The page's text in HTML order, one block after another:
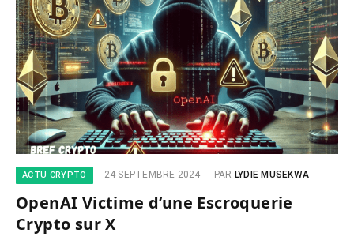
ACTU CRYPTO 24 SEPTEMBRE 2024 PAR LYDIE MUSEKWA
OpenAI Victime d’une Escroquerie
Crypto sur X